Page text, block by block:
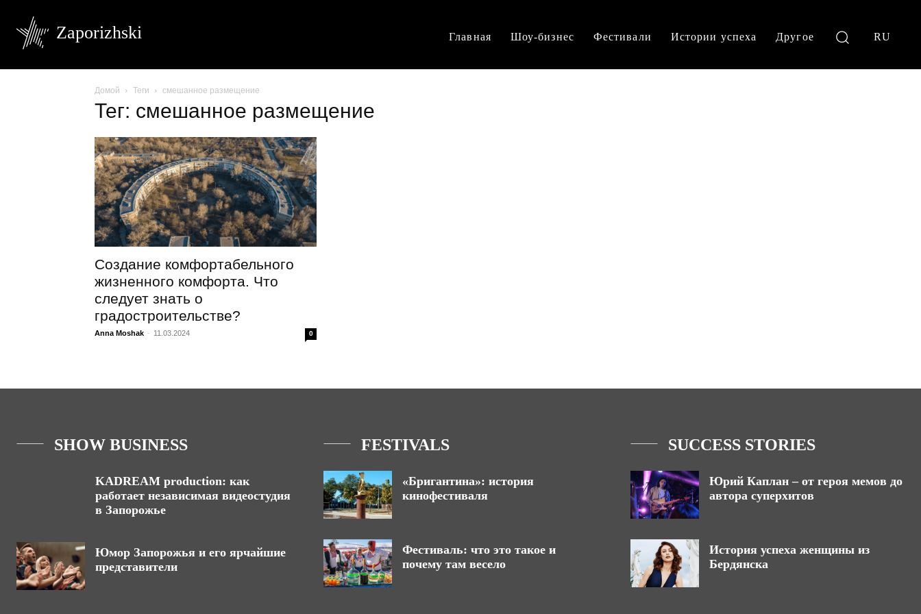
Zaporizhski Главная Шоу-бизнес Фестивали Истории успеха Другое RU
Домой Теги смешанное размещение
Тег: смешанное размещение
Создание комфортабельного
жизненного комфорта. Что
следует знать о
градостроительстве?
Anna Moshak - 11.03.2024 0
SHOW BUSINESS
KADREAM production: как
работает независимая видеостудия
в Запорожье
Юмор Запорожья и его ярчайшие
представители
FESTIVALS
«Бригантина»: история
кинофестиваля
Фестиваль: что это такое и
почему там весело
SUCCESS STORIES
Юрий Каплан – от героя мемов до
автора суперхитов
История успеха женщины из
Бердянска